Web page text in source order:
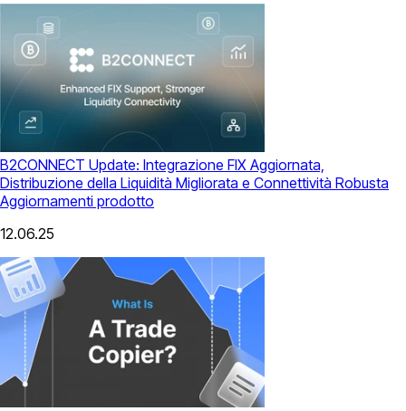
B2CONNECT Update: Integrazione FIX Aggiornata,
Distribuzione della Liquidità Migliorata e Connettività Robusta
Aggiornamenti prodotto
12.06.25